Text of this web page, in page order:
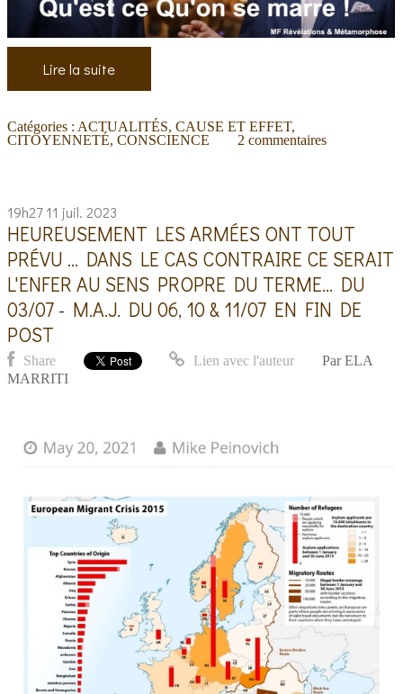
Lire la suite
Catégories : ACTUALITÉS,CAUSE ET EFFET,
CITOYENNETÉ,CONSCIENCE 2 commentaires
19h27 11 juil. 2023
HEUREUSEMENT LES ARMÉES ONT TOUT
PRÉVU ... DANS LE CAS CONTRAIRE CE SERAIT
L'ENFER AU SENS PROPRE DU TERME... DU
03/07 - M.A.J. DU 06, 10 & 11/07 EN FIN DE
POST
Share Lien avec l'auteur Par ELA
MARRITI